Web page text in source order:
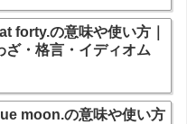
forty.の意味や使い方｜
ざ・格言・イディオム
moon.の意味や使い方